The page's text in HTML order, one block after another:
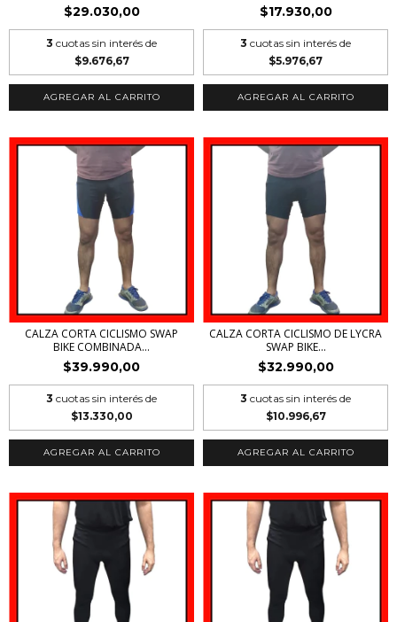
$29.030,00
3 cuotas sin interés de
$9.676,67
AGREGAR AL CARRITO
$17.930,00
3 cuotas sin interés de
$5.976,67
AGREGAR AL CARRITO
CALZA CORTA CICLISMO SWAP
BIKE COMBINADA...
$39.990,00
3 cuotas sin interés de
$13.330,00
AGREGAR AL CARRITO
CALZA CORTA CICLISMO DE LYCRA
SWAP BIKE...
$32.990,00
3 cuotas sin interés de
$10.996,67
AGREGAR AL CARRITO